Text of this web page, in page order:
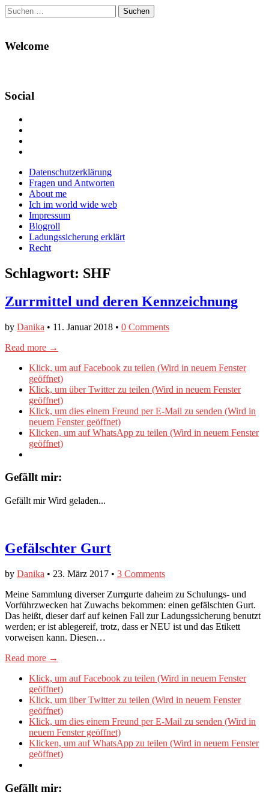
Suchen
nach:
Welcome
Social
Facebook
anzeigen
Twitter
anzeigen
auf
Instagram
anzeigen
Main
menu
Skip
content
Datenschutzerklärung
Fragen und Antworten
About me
Ich im world wide web
Impressum
Blogroll
Ladungssicherung erklärt
Recht
Schlagwort: SHF
Zurrmittel und deren Kennzeichnung
by Danika • 11. Januar 2018 • 0 Comments
Read more →
Klick, um auf Facebook zu teilen (Wird in neuem Fenster
geöffnet)
Klick, um über Twitter zu teilen (Wird in neuem Fenster
geöffnet)
Klick, um dies einem Freund per E-Mail zu senden (Wird in
neuem Fenster geöffnet)
Klicken, um auf WhatsApp zu teilen (Wird in neuem Fenster
geöffnet)
Gefällt mir:
Gefällt mir Wird geladen...
Gefälschter Gurt
by Danika • 23. März 2017 • 3 Comments
Meine Sammlung diverser Zurrgurte daheim zu Schulungs- und
Vorführzwecken hat Zuwachs bekommen: einen gefälschten Gurt.
Das heißt, dieser darf auf keinen Fall zur Ladungssicherung benutzt
werden; er ist ablegereif, trotz, dass er NEU ist und das Etikett
vorweisen kann. Diesen…
Read more →
Klick, um auf Facebook zu teilen (Wird in neuem Fenster
geöffnet)
Klick, um über Twitter zu teilen (Wird in neuem Fenster
geöffnet)
Klick, um dies einem Freund per E-Mail zu senden (Wird in
neuem Fenster geöffnet)
Klicken, um auf WhatsApp zu teilen (Wird in neuem Fenster
geöffnet)
Gefällt mir: